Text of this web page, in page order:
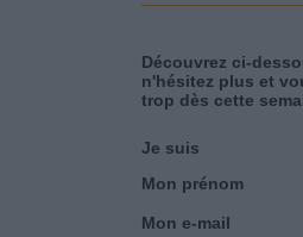
Découvrez ci-
n'hésitez plus et
trop dès cette
Je suis
Mon prénom
Mon e-mail